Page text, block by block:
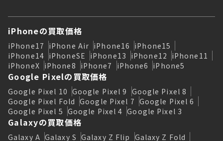
iPhoneの買取価格
iPhone17 iPhone Air iPhone16 iPhone15
iPhone14 iPhoneSE iPhone13 iPhone12 iPhone11
iPhoneX iPhone8 iPhone7 iPhone6 iPhone5
Google Pixelの買取価格
Google Pixel 10 Google Pixel 9 Google Pixel 8
Google Pixel Fold Google Pixel 7 Google Pixel 6
Google Pixel 5 Google Pixel 4 Google Pixel 3
Galaxyの買取価格
Galaxy A Galaxy S Galaxy Z Flip Galaxy Z Fold